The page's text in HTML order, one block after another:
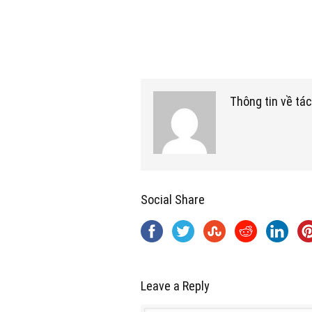
Thông tin về
Social Share
Leave a Reply